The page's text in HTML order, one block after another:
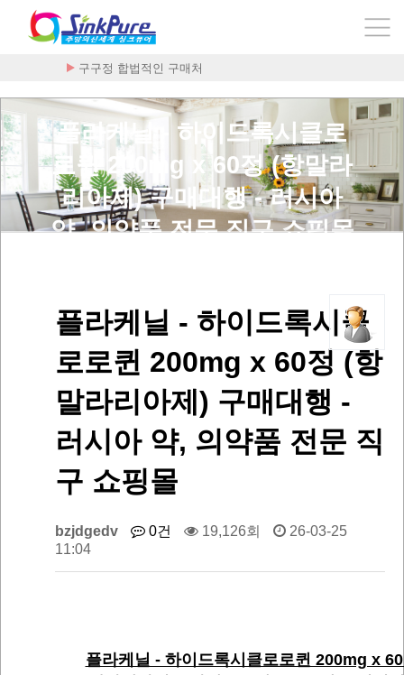
구구정 합법적인 구매처
플라케닐 - 하이드록시클로
로퀸 200mg x 60정 (항말라
리아제) 구매대행 - 러시아
약, 의약품 전문 직구 쇼핑몰
플라케닐 - 하이드록시클
로로퀸 200mg x 60정 (항
말라리아제) 구매대행 -
러시아 약, 의약품 전문 직
구 쇼핑몰
bzjdgedv 0건 19,126회
26-03-25
11:04
플라케닐 - 하이드록시클로로퀸 200mg x